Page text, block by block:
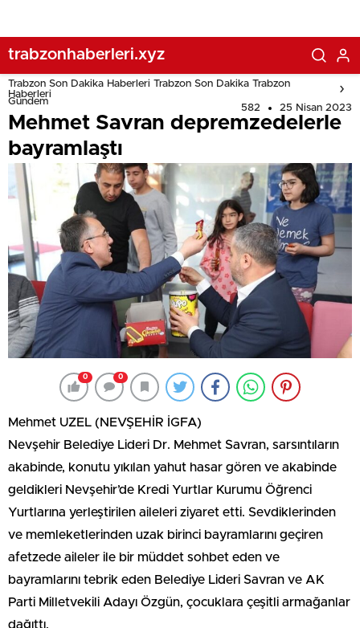
trabzonhaberleri.xyz
Trabzon Son Dakika Haberleri Trabzon Son Dakika Trabzon
Haberleri
Gündem
582 25 Nisan 2023
Mehmet Savran depremzedelerle
bayramlaştı
0 0
Mehmet UZEL (NEVŞEHİR İGFA)
Nevşehir Belediye Lideri Dr. Mehmet Savran, sarsıntıların
akabinde, konutu yıkılan yahut hasar gören ve akabinde
geldikleri Nevşehir’de Kredi Yurtlar Kurumu Öğrenci
Yurtlarına yerleştirilen aileleri ziyaret etti. Sevdiklerinden
ve memleketlerinden uzak birinci bayramlarını geçiren
afetzede aileler ile bir müddet sohbet eden ve
bayramlarını tebrik eden Belediye Lideri Savran ve AK
Parti Milletvekili Adayı Özgün, çocuklara çeşitli armağanlar
dağıttı.